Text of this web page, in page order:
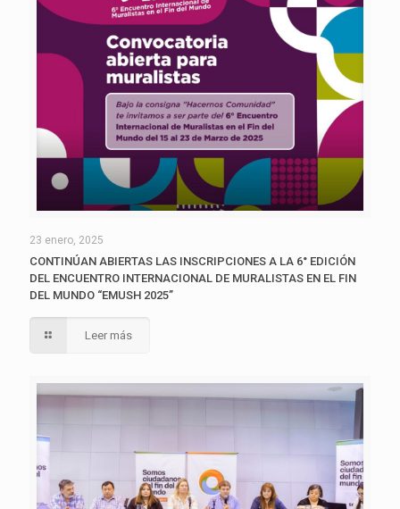
23 enero, 2025
CONTINÚAN ABIERTAS LAS INSCRIPCIONES A LA 6° EDICIÓN
DEL ENCUENTRO INTERNACIONAL DE MURALISTAS EN EL FIN
DEL MUNDO “EMUSH 2025”
Leer más